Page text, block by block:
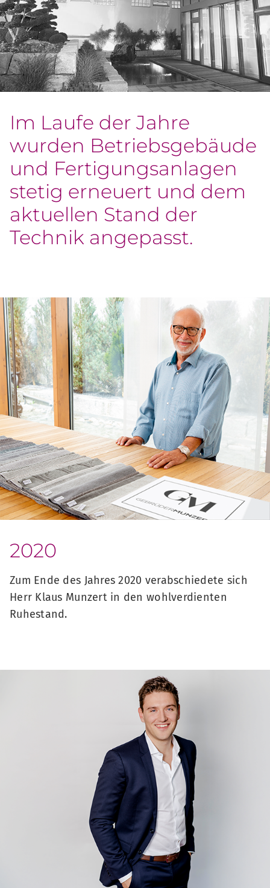
Im Laufe der Jahre
wurden Betriebsgebäude
und Fertigungsanlagen
stetig erneuert und dem
aktuellen Stand der
Technik angepasst.
2020
Zum Ende des Jahres 2020 verabschiedete sich
Herr Klaus Munzert in den wohlverdienten
Ruhestand.